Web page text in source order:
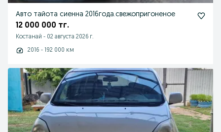
Авто тайота сиенна 2016года.свежопригоненое
12 000 000 тг.
Костанай - 02 августа 2026 г.
2016 - 192 000 км